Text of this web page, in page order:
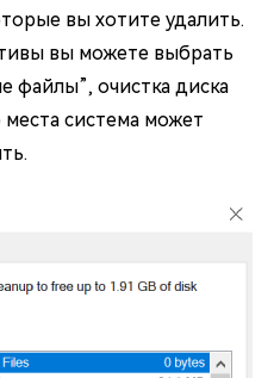
вы хотите удалить.
вы можете выбрать
файлы”, очистка диска
места система может